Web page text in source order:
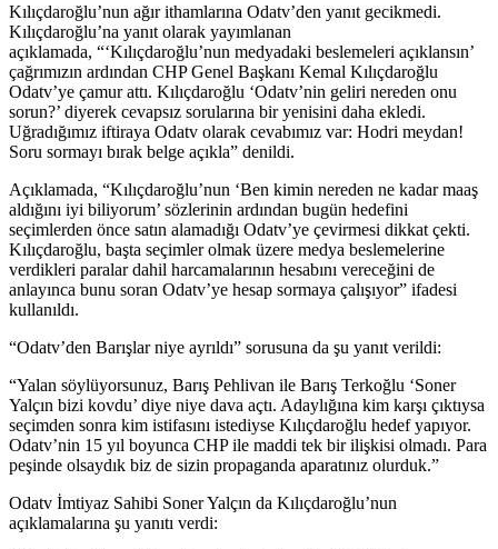
Kılıçdaroğlu’nun ağır ithamlarına Odatv’den yanıt gecikmedi.
Kılıçdaroğlu’na yanıt olarak yayımlanan
açıklamada, “‘Kılıçdaroğlu’nun medyadaki beslemeleri açıklansın’
çağrımızın ardından CHP Genel Başkanı Kemal Kılıçdaroğlu
Odatv’ye çamur attı. Kılıçdaroğlu ‘Odatv’nin geliri nereden onu
sorun?’ diyerek cevapsız sorularına bir yenisini daha ekledi.
Uğradığımız iftiraya Odatv olarak cevabımız var: Hodri meydan!
Soru sormayı bırak belge açıkla” denildi.
Açıklamada, “Kılıçdaroğlu’nun ‘Ben kimin nereden ne kadar maaş
aldığını iyi biliyorum’ sözlerinin ardından bugün hedefini
seçimlerden önce satın alamadığı Odatv’ye çevirmesi dikkat çekti.
Kılıçdaroğlu, başta seçimler olmak üzere medya beslemelerine
verdikleri paralar dahil harcamalarının hesabını vereceğini de
anlayınca bunu soran Odatv’ye hesap sormaya çalışıyor” ifadesi
kullanıldı.
“Odatv’den Barışlar niye ayrıldı” sorusuna da şu yanıt verildi:
“Yalan söylüyorsunuz, Barış Pehlivan ile Barış Terkoğlu ‘Soner
Yalçın bizi kovdu’ diye niye dava açtı. Adaylığına kim karşı çıktıysa
seçimden sonra kim istifasını istediyse Kılıçdaroğlu hedef yapıyor.
Odatv’nin 15 yıl boyunca CHP ile maddi tek bir ilişkisi olmadı. Para
peşinde olsaydık biz de sizin propaganda aparatınız olurduk.”
Odatv İmtiyaz Sahibi Soner Yalçın da Kılıçdaroğlu’nun
açıklamalarına şu yanıtı verdi: